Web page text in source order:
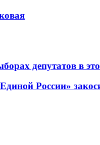
депутатов в
России»